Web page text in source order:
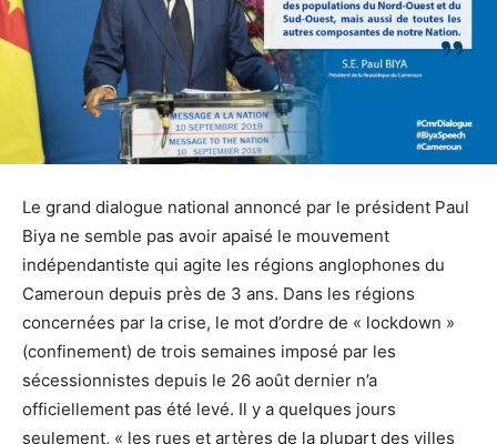
Le grand dialogue national annoncé par le président Paul
Biya ne semble pas avoir apaisé le mouvement
indépendantiste qui agite les régions anglophones du
Cameroun depuis près de 3 ans. Dans les régions
concernées par la crise, le mot d’ordre de « lockdown »
(confinement) de trois semaines imposé par les
sécessionnistes depuis le 26 août dernier n’a
officiellement pas été levé. Il y a quelques jours
seulement, « les rues et artères de la plupart des villes